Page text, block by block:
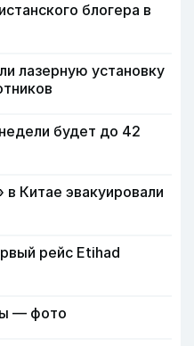
блогера в
лазерную установку
будет до 42
Китае эвакуировали
рейс Etihad
— фото